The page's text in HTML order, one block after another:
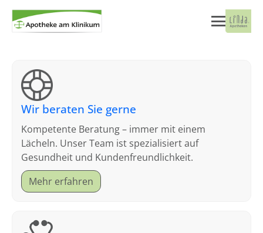
Wir beraten Sie gerne
Kompetente Beratung – immer mit einem
Lächeln. Unser Team ist spezialisiert auf
Gesundheit und Kundenfreundlichkeit.
Mehr erfahren